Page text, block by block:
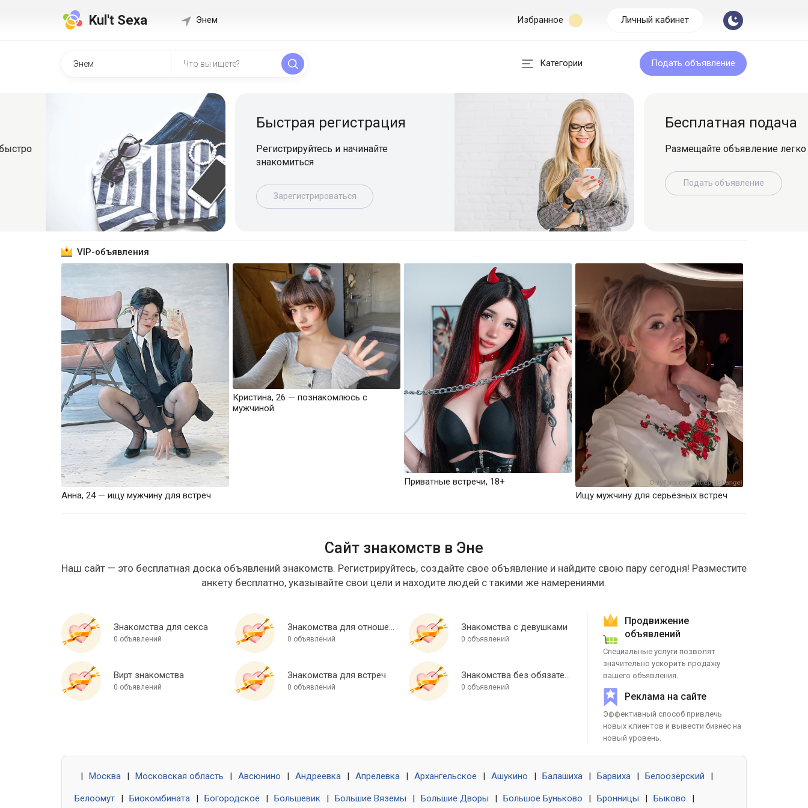
Kul't Sexa Энем Избранное Личный кабинет
Категории Подать объявление
Быстрая регистрация
Регистрируйтесь и начинайте
знакомиться
Зарегистрироваться
Бесплатная подача
Размещайте объявление легко и
Подать объявление
VIP-объявления
Анна, 24 — ищу мужчину для встреч
Кристина, 26 — познакомлюсь с
мужчиной
Приватные встречи, 18+
Ищу мужчину для серьёзных встреч
Сайт знакомств в Эне
Наш сайт — это бесплатная доска объявлений знакомств. Регистрируйтесь, создайте свое объявление и найдите свою пару сегодня! Разместите
анкету бесплатно, указывайте свои цели и находите людей с такими же намерениями.
Знакомства для секса
0 объявлений
Знакомства для отношений
0 объявлений
Знакомства с девушками
0 объявлений
Вирт знакомства
0 объявлений
Знакомства для встреч
0 объявлений
Знакомства без обязательств
0 объявлений
Продвижение
объявлений
Специальные услуги позволят
значительно ускорить продажу
вашего объявления.
Реклама на сайте
Эффективный способ привлечь
новых клиентов и вывести бизнес на
новый уровень.
Москва Московская область Авсюнино Андреевка Апрелевка Архангельское Ашукино Балашиха Барвиха Белоозёрский
Белоомут Биокомбината Богородское Большевик Большие Вяземы Большие Дворы Большое Буньково Бронницы Быково